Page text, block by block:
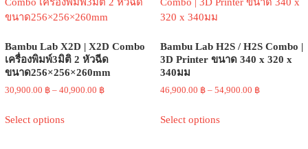
The
options
be
chosen
the
page
may
on
page
Bambu Lab X2D | X2D Combo
เครื่องพิมพ์3มิติ 2 หัวฉีด
ขนาด256×256×260mm
30,900.00 ฿ – 40,900.00 ฿Price
Select optionsproduct
Bambu Lab H2S / H2S Combo |
3D Printer ขนาด 340 x 320 x
340มม
46,900.00 ฿ – 54,900.00 ฿Price
Select optionsproduct